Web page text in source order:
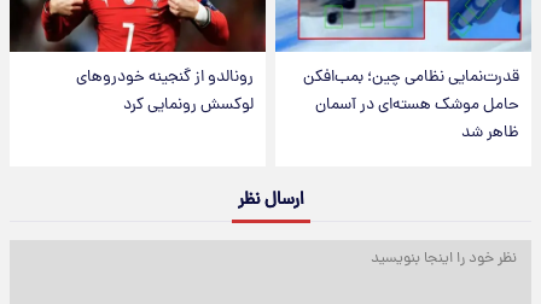
قدرت‌نمایی نظامی چین؛ بمب‌افکن
حامل موشک هسته‌ای در آسمان
ظاهر شد
رونالدو از گنجینه خودروهای
لوکسش رونمایی کرد
ارسال نظر